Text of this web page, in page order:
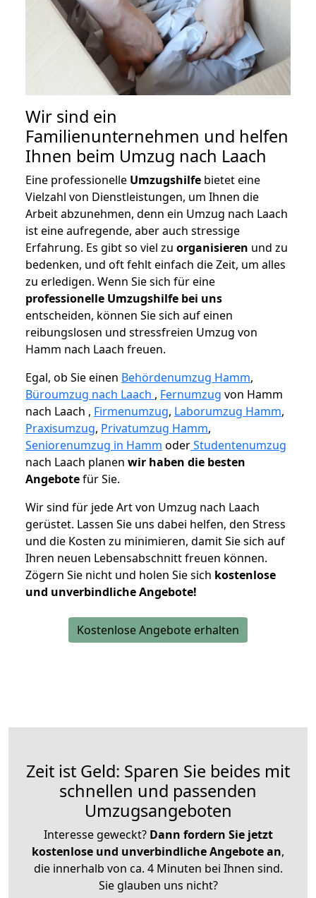
Wir sind ein
Familienunternehmen und helfen
Ihnen beim Umzug nach Laach
Eine professionelle Umzugshilfe bietet eine
Vielzahl von Dienstleistungen, um Ihnen die
Arbeit abzunehmen, denn ein Umzug nach Laach
ist eine aufregende, aber auch stressige
Erfahrung. Es gibt so viel zu organisieren und zu
bedenken, und oft fehlt einfach die Zeit, um alles
zu erledigen. Wenn Sie sich für eine
professionelle Umzugshilfe bei uns
entscheiden, können Sie sich auf einen
reibungslosen und stressfreien Umzug von
Hamm nach Laach freuen.
Egal, ob Sie einen Behördenumzug Hamm,
Büroumzug nach Laach , Fernumzug von Hamm
nach Laach , Firmenumzug, Laborumzug Hamm,
Praxisumzug, Privatumzug Hamm,
Seniorenumzug in Hamm oderStudentenumzug
nach Laach planen wir haben die besten
Angebotefür Sie.
Wir sind für jede Art von Umzug nach Laach
gerüstet. Lassen Sie uns dabei helfen, den Stress
und die Kosten zu minimieren, damit Sie sich auf
Ihren neuen Lebensabschnitt freuen können.
Zögern Sie nicht und holen Sie sich kostenlose
und unverbindliche Angebote!
Kostenlose Angebote erhalten
Zeit ist Geld: Sparen Sie beides mit
schnellen und passenden
Umzugsangeboten
Interesse geweckt? Dann fordern Sie jetzt
kostenlose und unverbindliche Angebote an,
die innerhalb von ca. 4 Minuten bei Ihnen sind.
Sie glauben uns nicht?